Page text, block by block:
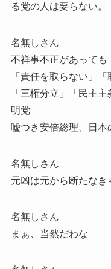
る党の人は要らない。
名無しさん
不祥事不正があっても
「責任を取らない」
「三権分立」「民主
明党
嘘つき安倍総理、日本
名無しさん
元凶は元から断たなき
名無しさん
まぁ、当然だわな